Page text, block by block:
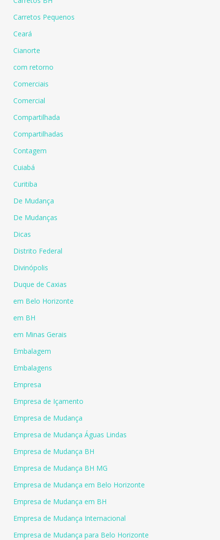
Carretos Pequenos
Ceará
Cianorte
com retorno
Comerciais
Comercial
Compartilhada
Compartilhadas
Contagem
Cuiabá
Curitiba
De Mudança
De Mudanças
Dicas
Distrito Federal
Divinópolis
Duque de Caxias
em Belo Horizonte
em BH
em Minas Gerais
Embalagem
Embalagens
Empresa
Empresa de Içamento
Empresa de Mudança
Empresa de Mudança Águas Lindas
Empresa de Mudança BH
Empresa de Mudança BH MG
Empresa de Mudança em Belo Horizonte
Empresa de Mudança em BH
Empresa de Mudança Internacional
Empresa de Mudança para Belo Horizonte